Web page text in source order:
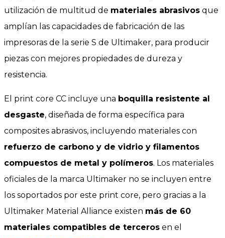
utilización de multitud de materiales abrasivos que
amplían las capacidades de fabricación de las
impresoras de la serie S de Ultimaker, para producir
piezas con mejores propiedades de dureza y
resistencia.
El print core CC incluye una boquilla resistente al
desgaste, diseñada de forma específica para
composites abrasivos, incluyendo materiales con
refuerzo de carbono y de vidrio y filamentos
compuestos de metal y polímeros. Los materiales
oficiales de la marca Ultimaker no se incluyen entre
los soportados por este print core, pero gracias a la
Ultimaker Material Alliance existen más de 60
materiales compatibles de terceros en el